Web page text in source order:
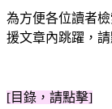
為方便各位讀者
援文章內跳躍，
[目錄，請點擊]